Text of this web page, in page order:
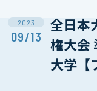
2023
09/13
全日本
権大会
大学【